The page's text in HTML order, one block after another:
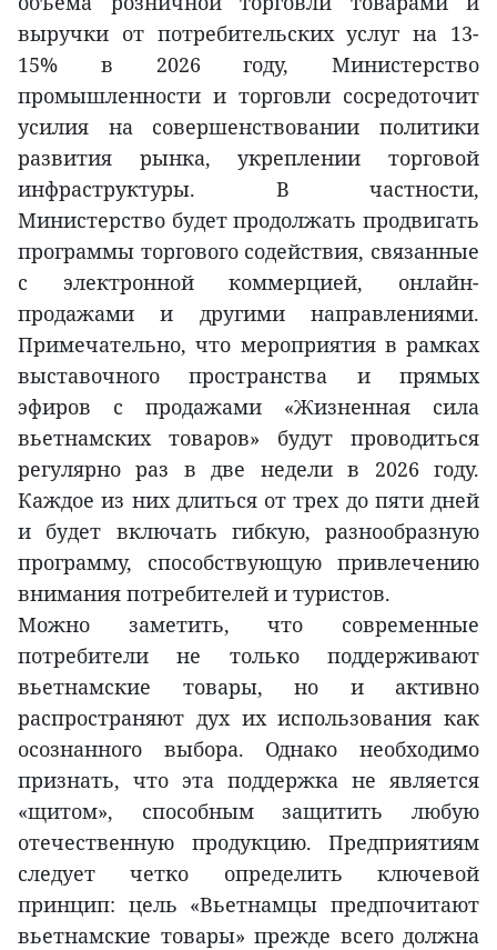
выручки от потребительских услуг на 13-
15% в 2026 году, Министерство
промышленности и торговли сосредоточит
усилия на совершенствовании политики
развития рынка, укреплении торговой
инфраструктуры. В частности,
Министерство будет продолжать продвигать
программы торгового содействия, связанные
с электронной коммерцией, онлайн-
продажами и другими направлениями.
Примечательно, что мероприятия в рамках
выставочного пространства и прямых
эфиров с продажами «Жизненная сила
вьетнамских товаров» будут проводиться
регулярно раз в две недели в 2026 году.
Каждое из них длиться от трех до пяти дней
и будет включать гибкую, разнообразную
программу, способствующую привлечению
внимания потребителей и туристов.
Можно заметить, что современные
потребители не только поддерживают
вьетнамские товары, но и активно
распространяют дух их использования как
осознанного выбора. Однако необходимо
признать, что эта поддержка не является
«щитом», способным защитить любую
отечественную продукцию. Предприятиям
следует четко определить ключевой
принцип: цель «Вьетнамцы предпочитают
вьетнамские товары» прежде всего должна